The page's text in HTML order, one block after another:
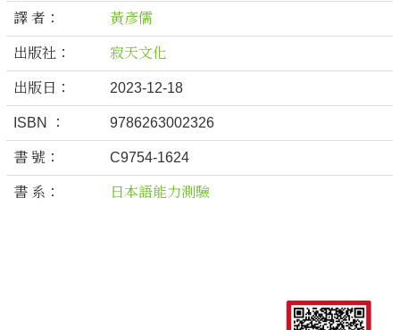
譯 者： 黃彥儒
出版社： 寂天文化
出版日： 2023-12-18
ISBN ： 9786263002326
書 號： C9754-1624
書 系： 日本語能力測驗